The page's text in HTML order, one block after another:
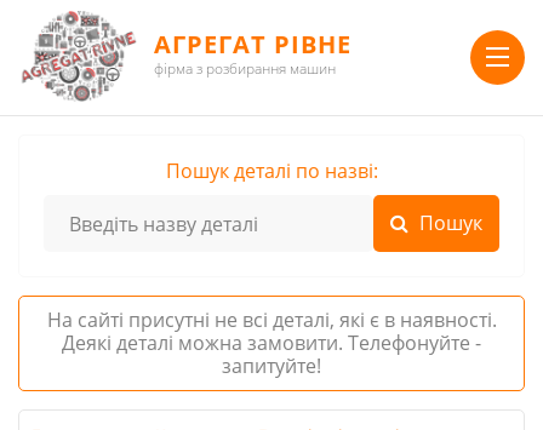
АГРЕГАТ РІВНЕ
фірма з розбирання машин
Пошук деталі по назві:
На сайті присутні не всі деталі, які є в наявності.
Деякі деталі можна замовити. Телефонуйте -
запитуйте!